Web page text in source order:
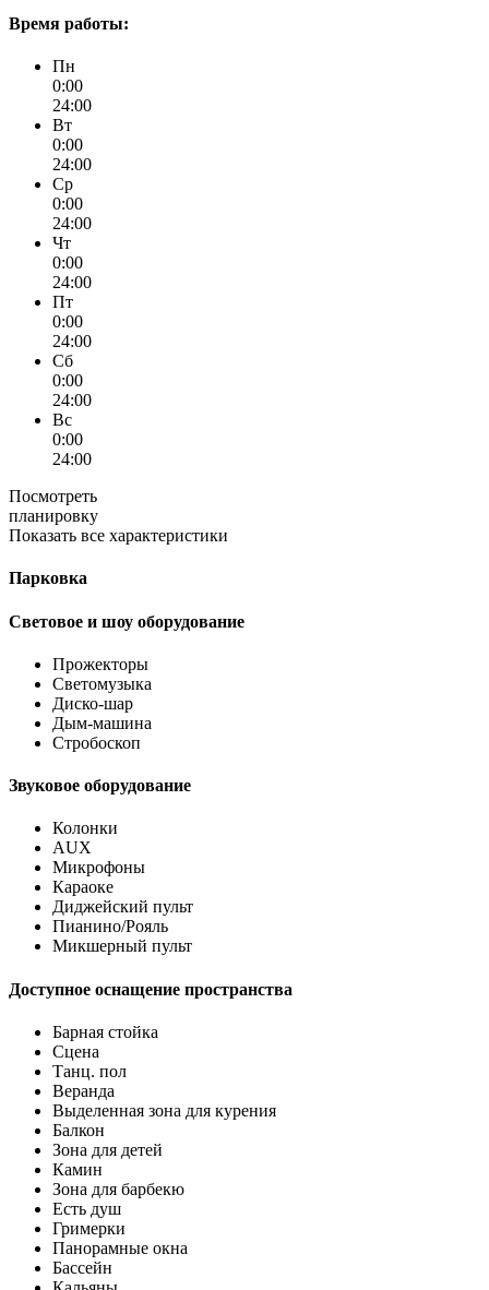
Время работы:
Пн
0:00
24:00
Вт
0:00
24:00
Ср
0:00
24:00
Чт
0:00
24:00
Пт
0:00
24:00
Сб
0:00
24:00
Вс
0:00
24:00
Посмотреть
планировку
Показать все характеристики
Парковка
Световое и шоу оборудование
Прожекторы
Светомузыка
Диско-шар
Дым-машина
Стробоскоп
Звуковое оборудование
Колонки
AUX
Микрофоны
Караоке
Диджейский пульт
Пианино/Рояль
Микшерный пульт
Доступное оснащение пространства
Барная стойка
Сцена
Танц. пол
Веранда
Выделенная зона для курения
Балкон
Зона для детей
Камин
Зона для барбекю
Есть душ
Гримерки
Панорамные окна
Бассейн